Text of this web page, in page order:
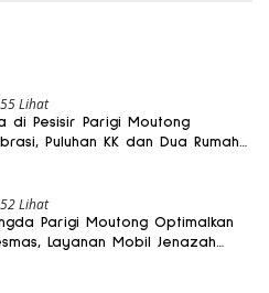
55 Lihat
di Pesisir Parigi Moutong
Puluhan KK dan Dua Rumah
52 Lihat
Parigi Moutong Optimalkan
Layanan Mobil Jenazah